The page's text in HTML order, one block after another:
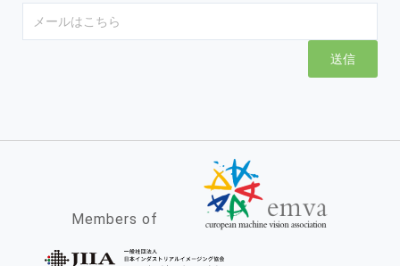
送信
Members of